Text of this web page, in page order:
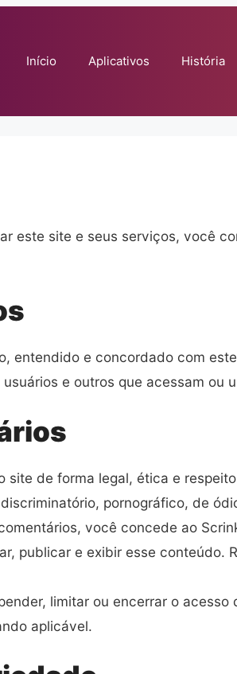
Início Aplicativos História
este site e seus serviços, você
entendido e concordado com
e outros que acessam ou
site de forma legal, ética e
pornográfico, de
você concede ao
publicar e exibir esse
limitar ou encerrar o
aplicável.